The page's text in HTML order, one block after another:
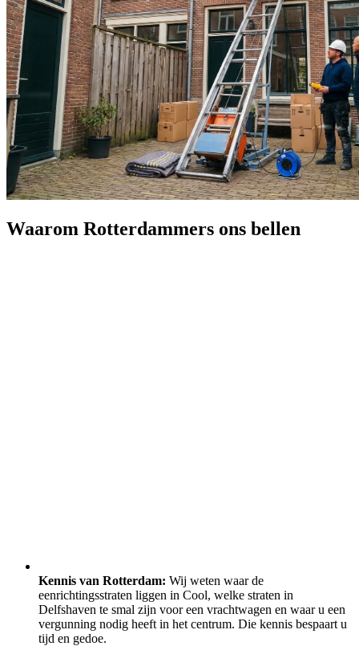
Waarom Rotterdammers ons bellen
Kennis van Rotterdam: Wij weten waar de
eenrichtingsstraten liggen in Cool, welke straten in
Delfshaven te smal zijn voor een vrachtwagen en waar u een
vergunning nodig heeft in het centrum. Die kennis bespaart u
tijd en gedoe.